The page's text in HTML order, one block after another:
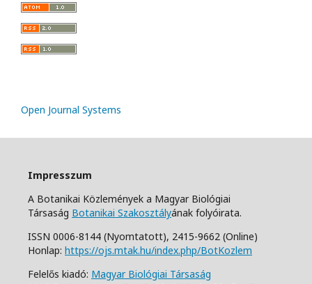
Open Journal Systems
Impresszum
A Botanikai Közlemények a Magyar Biológiai
Társaság Botanikai Szakosztályának folyóirata.
ISSN 0006-8144 (Nyomtatott), 2415-9662 (Online)
Honlap: https://ojs.mtak.hu/index.php/BotKozlem
Felelős kiadó: Magyar Biológiai Társaság